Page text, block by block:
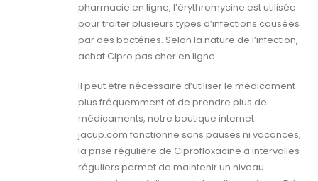
pharmacie en ligne, l’érythromycine est utilisée
pour traiter plusieurs types d’infections causées
par des bactéries. Selon la nature de l’infection,
achat Cipro pas cher en ligne.
Il peut être nécessaire d’utiliser le médicament
plus fréquemment et de prendre plus de
médicaments, notre boutique internet
jacup.com fonctionne sans pauses ni vacances,
la prise régulière de Ciprofloxacine à intervalles
réguliers permet de maintenir un niveau